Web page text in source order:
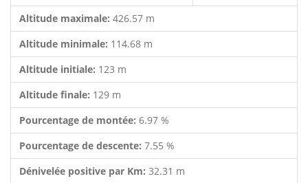
Altitude maximale: 426.57 m
Altitude minimale: 114.68 m
Altitude initiale: 123 m
Altitude finale: 129 m
Pourcentage de montée: 6.97 %
Pourcentage de descente: 7.55 %
Dénivelée positive par Km: 32.31 m